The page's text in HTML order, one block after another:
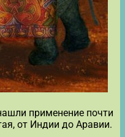
применение почти
от Индии до Аравии.